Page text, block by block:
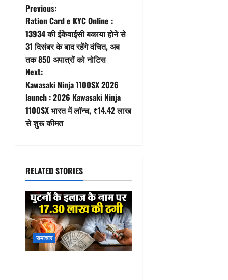
P
o
s
t
n
a
i
g
a
t
i
Previous:
Ration Card e KYC Online :
13934 की ईकेवाईसी बकाया होने से
31 दिसंबर के बाद रहेंगे वंचित, अब
तक 850 अपात्रों को नोटिस
Next:
Kawasaki Ninja 1100SX 2026
launch : 2026 Kawasaki Ninja
1100SX भारत में लॉन्च, ₹14.42 लाख
से शुरू कीमत
RELATED STORIES
समाचार